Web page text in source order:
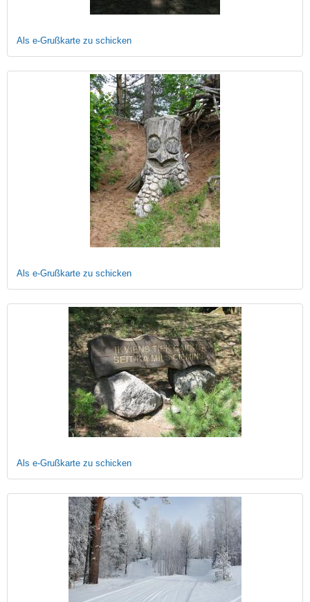
Als e-Grußkarte zu schicken
Als e-Grußkarte zu schicken
Als e-Grußkarte zu schicken